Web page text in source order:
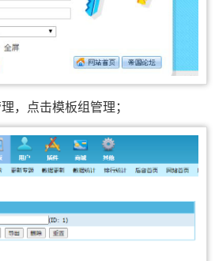
，点击模板组管理；